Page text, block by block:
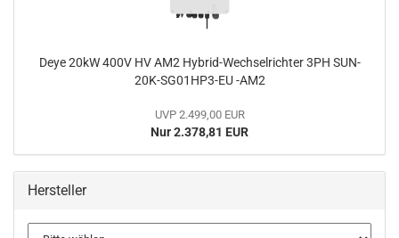
Deye 20kW 400V HV AM2 Hybrid-Wechselrichter 3PH SUN-
20K-SG01HP3-EU -AM2
UVP 2.499,00 EUR
Nur 2.378,81 EUR
Hersteller